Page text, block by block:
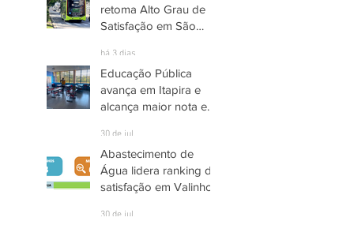
retoma Alto Grau de
Satisfação em São
há 3 dias
Educação Pública
avança em Itapira e
alcança maior nota em
30 de jul.
Abastecimento de
Água lidera ranking de
satisfação em Valinhos
30 de jul.